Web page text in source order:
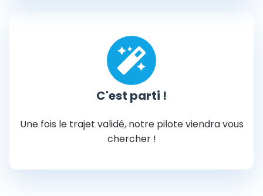
C'est parti !
Une fois le trajet validé, notre pilote viendra vous
chercher !